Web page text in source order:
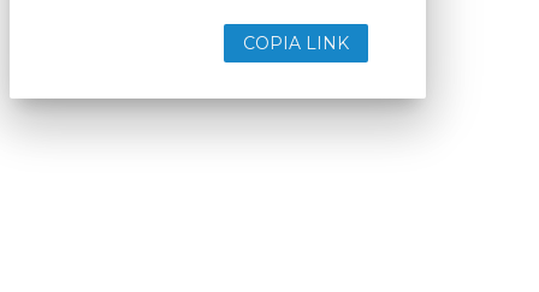
COPIA LINK